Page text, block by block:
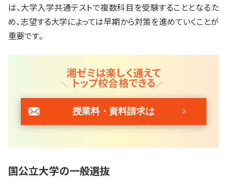
は、大学入学共通テストで複数科目を受験することとなるた
め、志望する大学によっては早期から対策を進めていくことが
重要です。
湘ゼミは楽しく通えて
トップ校合格できる
授業料・資料請求は
国公立大学の一般選抜